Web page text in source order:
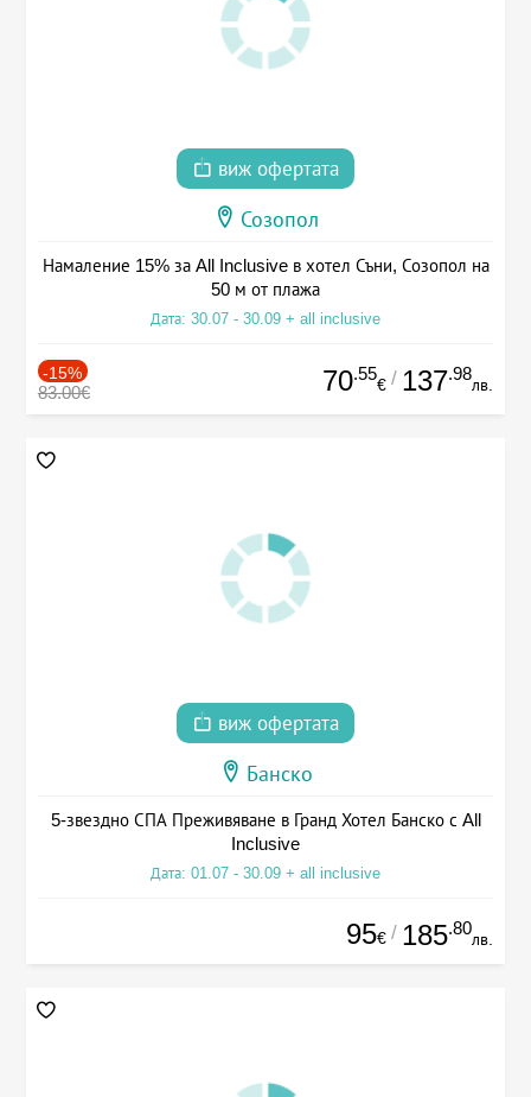
виж офертата
Созопол
Намаление 15% за All Inclusive в хотел Съни, Созопол на
50 м от плажа
Дата: 30.07 - 30.09 + all inclusive
-15%
83.00€ 70.55
€ / 137.98
лв.
виж офертата
Банско
5-звездно СПА Преживяване в Гранд Хотел Банско с All
Inclusive
Дата: 01.07 - 30.09 + all inclusive
95€ / 185.80
лв.